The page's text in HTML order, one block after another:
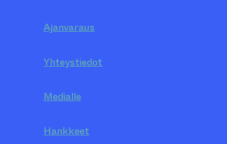
Ajanvaraus
Yhteystiedot
Medialle
Hankkeet